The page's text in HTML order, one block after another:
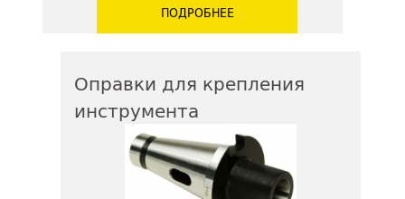
ПОДРОБНЕЕ
Оправки для крепления
инструмента